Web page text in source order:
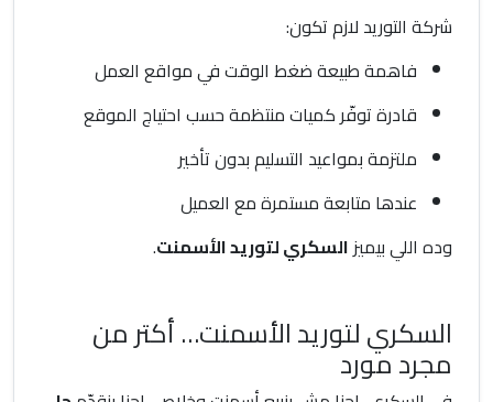
شركة التوريد لازم تكون:
فاهمة طبيعة ضغط الوقت في مواقع العمل
قادرة توفّر كميات منتظمة حسب احتياج الموقع
ملتزمة بمواعيد التسليم بدون تأخير
عندها متابعة مستمرة مع العميل
وده اللي بيميزالسكري لتوريد الأسمنت.
السكري لتوريد الأسمنت… أكتر من
مجرد مورد